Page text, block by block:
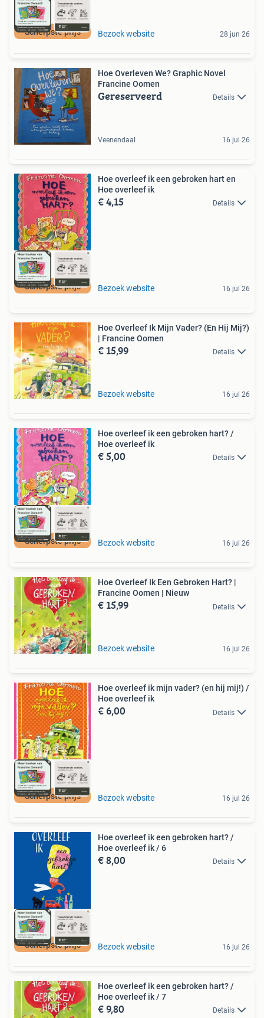
Scherpste prijs Bezoek website 28 jun 26
Hoe Overleven We? Graphic Novel
Francine Oomen
Gereserveerd Details
Veenendaal 16 jul 26
Scherpste prijs
Hoe overleef ik een gebroken hart en
Hoe overleef ik
€ 4,15 Details
Bezoek website 16 jul 26
Hoe Overleef Ik Mijn Vader? (En Hij Mij?)
| Francine Oomen
€ 15,99 Details
Bezoek website 16 jul 26
Scherpste prijs
Hoe overleef ik een gebroken hart? /
Hoe overleef ik
€ 5,00 Details
Bezoek website 16 jul 26
Hoe Overleef Ik Een Gebroken Hart? |
Francine Oomen | Nieuw
€ 15,99 Details
Bezoek website 16 jul 26
Scherpste prijs
Hoe overleef ik mijn vader? (en hij mij!) /
Hoe overleef ik
€ 6,00 Details
Bezoek website 16 jul 26
Scherpste prijs
Hoe overleef ik een gebroken hart? /
Hoe overleef ik / 6
€ 8,00 Details
Bezoek website 16 jul 26
Hoe overleef ik een gebroken hart? /
Hoe overleef ik / 7
€ 9,80 Details